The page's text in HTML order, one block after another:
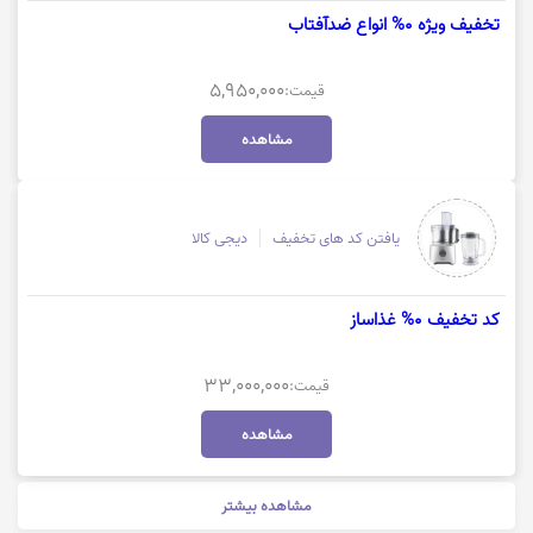
تخفیف ویژه 0% انواع ضدآفتاب
قیمت:5,950,000
مشاهده
یافتن کد های تخفیف دیجی کالا
کد تخفیف 0% غذاساز
قیمت:33,000,000
مشاهده
مشاهده بیشتر